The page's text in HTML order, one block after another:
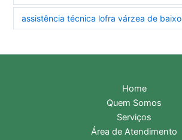
assistência técnica lofra várzea de baixo
Home
Quem Somos
Serviços
Área de Atendimento